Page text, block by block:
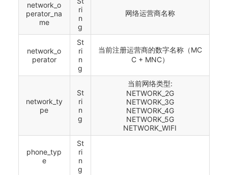
network_o
perator_na
me
ri
n
g
网络运营商名称
network_o
perator
St
ri
n
g
当前注册运营商的数字名称（MC
C + MNC）
network_ty
pe
St
ri
n
g
当前网络类型:
NETWORK_2G
NETWORK_3G
NETWORK_4G
NETWORK_5G
NETWORK_WIFI
phone_typ
e
St
ri
n
g